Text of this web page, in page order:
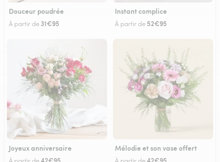
Douceur poudrée
À partir de 31€95
Instant complice
À partir de 52€95
Joyeux anniversaire Mélodie et son vase offert